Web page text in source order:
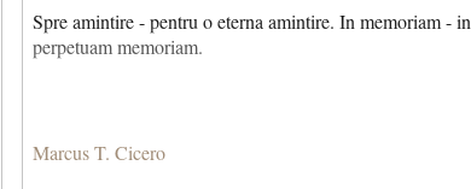
Spre amintire - pentru o eterna amintire. In memoriam - in
perpetuam memoriam.
Marcus T. Cicero